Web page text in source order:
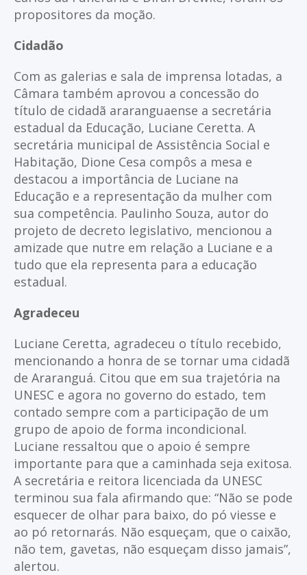
propositores da moção.
Cidadão
Com as galerias e sala de imprensa lotadas, a
Câmara também aprovou a concessão do
título de cidadã araranguaense a secretária
estadual da Educação, Luciane Ceretta. A
secretária municipal de Assistência Social e
Habitação, Dione Cesa compôs a mesa e
destacou a importância de Luciane na
Educação e a representação da mulher com
sua competência. Paulinho Souza, autor do
projeto de decreto legislativo, mencionou a
amizade que nutre em relação a Luciane e a
tudo que ela representa para a educação
estadual.
Agradeceu
Luciane Ceretta, agradeceu o título recebido,
mencionando a honra de se tornar uma cidadã
de Araranguá. Citou que em sua trajetória na
UNESC e agora no governo do estado, tem
contado sempre com a participação de um
grupo de apoio de forma incondicional.
Luciane ressaltou que o apoio é sempre
importante para que a caminhada seja exitosa.
A secretária e reitora licenciada da UNESC
terminou sua fala afirmando que: “Não se pode
esquecer de olhar para baixo, do pó viesse e
ao pó retornarás. Não esqueçam, que o caixão,
não tem, gavetas, não esqueçam disso jamais”,
alertou.